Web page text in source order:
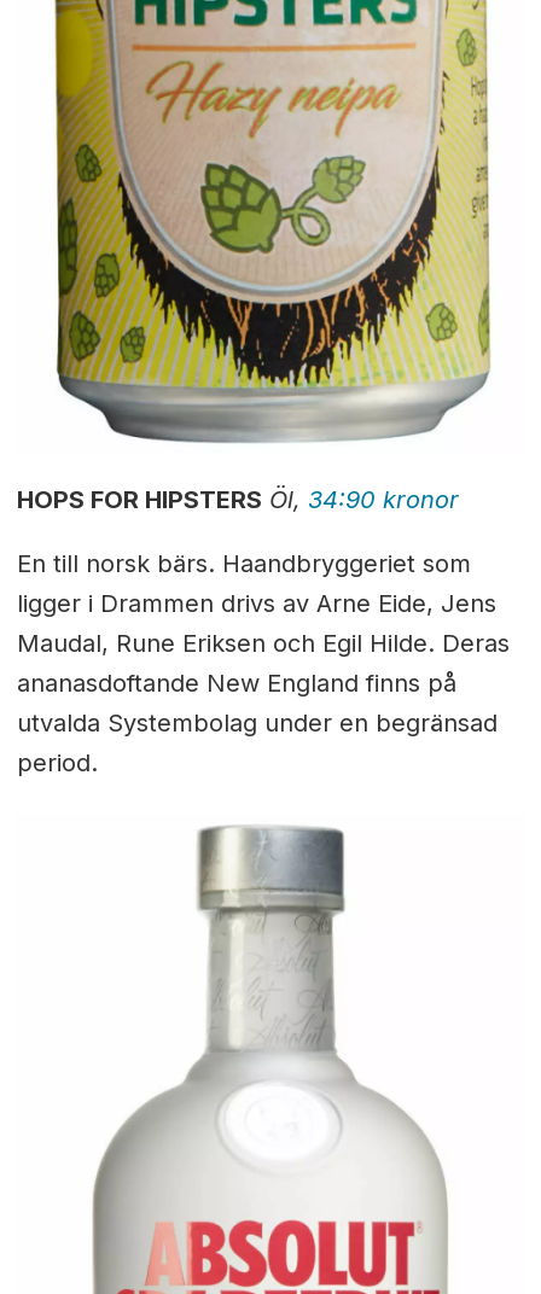
HOPS FOR HIPSTERS Öl, 34:90 kronor
En till norsk bärs. Haandbryggeriet som
ligger i Drammen drivs av Arne Eide, Jens
Maudal, Rune Eriksen och Egil Hilde. Deras
ananasdoftande New England finns på
utvalda Systembolag under en begränsad
period.